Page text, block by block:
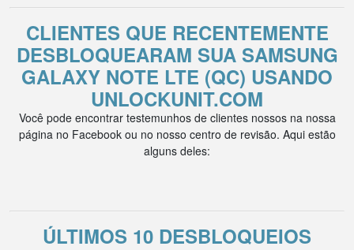
CLIENTES QUE RECENTEMENTE
DESBLOQUEARAM SUA SAMSUNG
GALAXY NOTE LTE (QC) USANDO
UNLOCKUNIT.COM
Você pode encontrar testemunhos de clientes nossos na nossa
página no Facebook ou no nosso centro de revisão. Aqui estão
alguns deles:
ÚLTIMOS 10 DESBLOQUEIOS